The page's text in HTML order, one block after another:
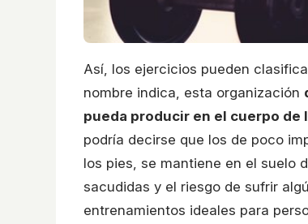
Así, los ejercicios pueden
nombre indica, esta organización
pueda producir en el cuerpo de
podría decirse que los de poco
los pies, se mantiene en el suelo
sacudidas y el riesgo de sufrir
entrenamientos ideales para